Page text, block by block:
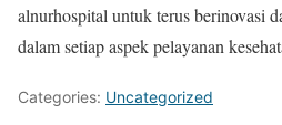
alnurhospital untuk terus berinovasi
dalam setiap aspek pelayanan
Categories: Uncategorized